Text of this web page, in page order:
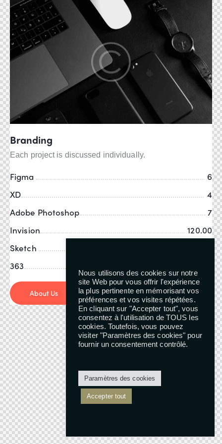
Branding
Each project is discussed individually.
Figma
6
XD
4
Adobe Photoshop
7
Invision
120.00
Sketch
363
About Us
Nous utilisons des cookies sur notre
site Web pour vous offrir l'expérience
la plus pertinente en mémorisant vos
préférences et vos visites répétées.
En cliquant sur "Accepter tout", vous
consentez à l'utilisation de TOUS les
cookies. Toutefois, vous pouvez
visiter "Paramètres des cookies" pour
fournir un consentement contrôlé.
Paramètres des cookies
Accepter tout